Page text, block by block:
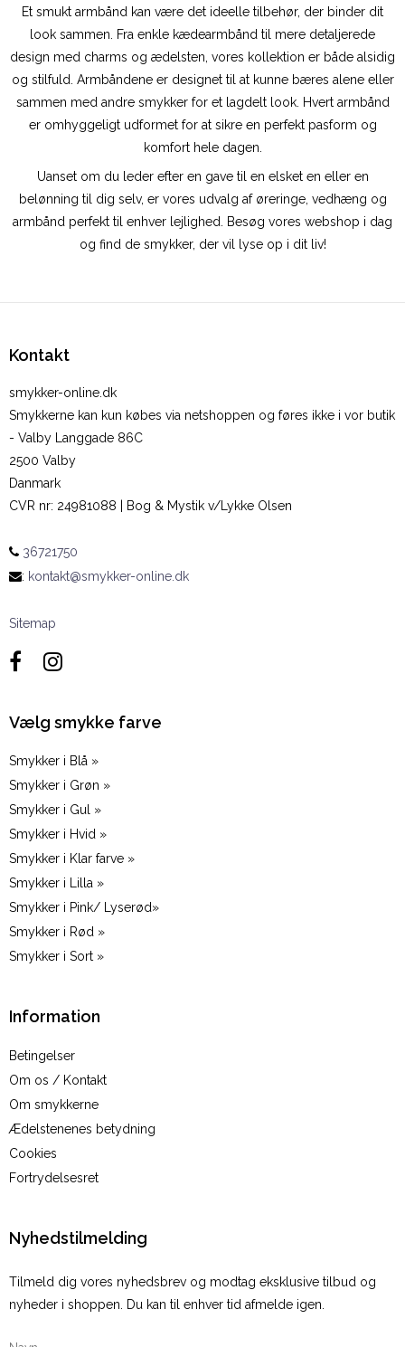
Et smukt armbånd kan være det ideelle tilbehør, der binder dit
look sammen. Fra enkle kædearmbånd til mere detaljerede
design med charms og ædelsten, vores kollektion er både alsidig
og stilfuld. Armbåndene er designet til at kunne bæres alene eller
sammen med andre smykker for et lagdelt look. Hvert armbånd
er omhyggeligt udformet for at sikre en perfekt pasform og
komfort hele dagen.
Uanset om du leder efter en gave til en elsket en eller en
belønning til dig selv, er vores udvalg af øreringe, vedhæng og
armbånd perfekt til enhver lejlighed. Besøg vores webshop i dag
og find de smykker, der vil lyse op i dit liv!
Kontakt
smykker-online.dk
Smykkerne kan kun købes via netshoppen og føres ikke i vor butik
- Valby Langgade 86C
2500 Valby
Danmark
CVR nr: 24981088 | Bog & Mystik v/Lykke Olsen
36721750
: kontakt@smykker-online.dk
Sitemap
Vælg smykke farve
Smykker i Blå »
Smykker i Grøn »
Smykker i Gul »
Smykker i Hvid »
Smykker i Klar farve »
Smykker i Lilla »
Smykker i Pink/ Lyserød»
Smykker i Rød »
Smykker i Sort »
Information
Betingelser
Om os / Kontakt
Om smykkerne
Ædelstenenes betydning
Cookies
Fortrydelsesret
Nyhedstilmelding
Tilmeld dig vores nyhedsbrev og modtag eksklusive tilbud og
nyheder i shoppen. Du kan til enhver tid afmelde igen.